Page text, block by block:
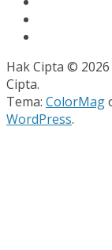
Hak Cipta © 2026
Cipta.
Tema: ColorMag
WordPress.